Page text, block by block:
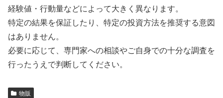
経験値・行動量などによって大きく異なります。
特定の結果を保証したり、特定の投資方法を推奨する意図
はありません。
必要に応じて、専門家への相談やご自身での十分な調査を
行ったうえで判断してください。
物販